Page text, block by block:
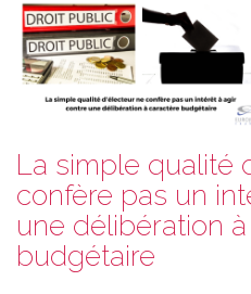
La simple qualité
confère pas un
une délibération
budgétaire